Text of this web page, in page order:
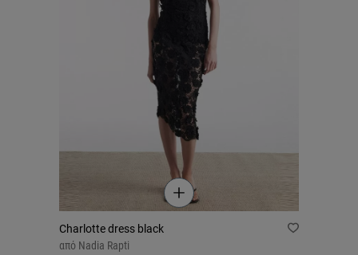
Charlotte dress black
από Nadia Rapti